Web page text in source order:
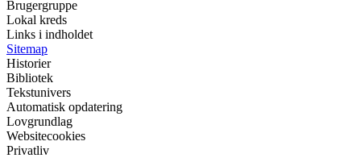
Brugergruppe
Lokal kreds
Links i indholdet
Sitemap
Historier
Bibliotek
Tekstunivers
Automatisk opdatering
Lovgrundlag
Websitecookies
Privatliv